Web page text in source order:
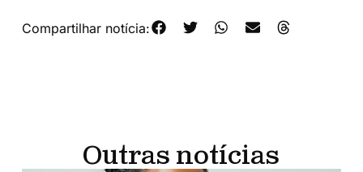
Compartilhar notícia:
Outras notícias